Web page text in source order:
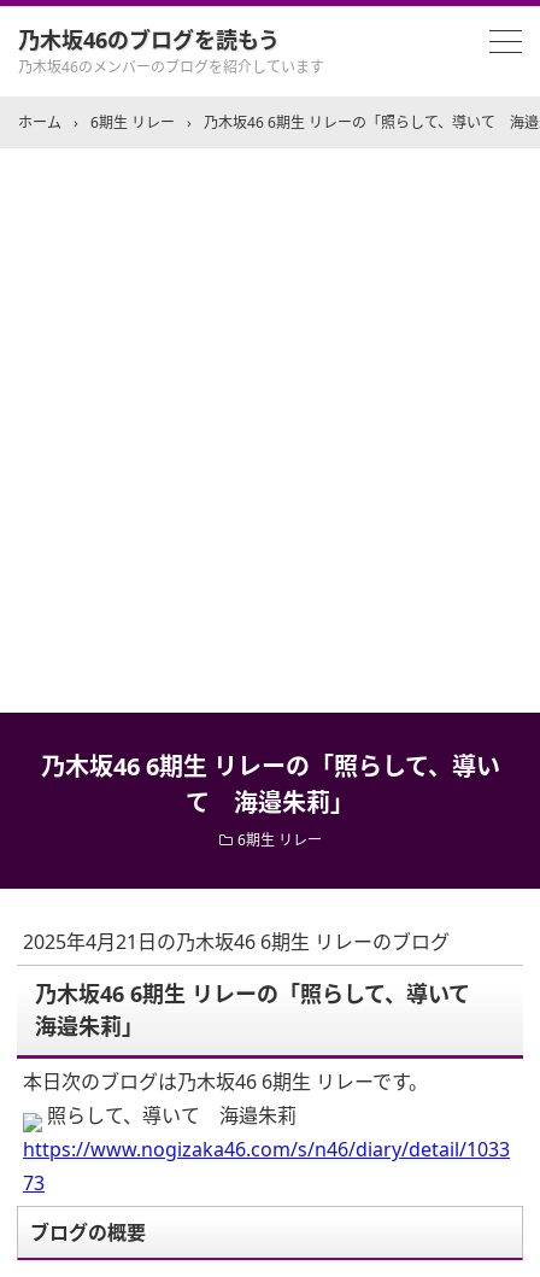
乃木坂46のブログを読もう
乃木坂46のメンバーのブログを紹介しています
ホーム › 6期生 リレー › 乃木坂46 6期生 リレーの「照らして、導いて 海
乃木坂46 6期生 リレーの「照らして、導い
て 海邉朱莉」
6期生 リレー
2025年4月21日の乃木坂46 6期生 リレーのブログ
乃木坂46 6期生 リレーの「照らして、導いて
海邉朱莉」
本日次のブログは乃木坂46 6期生 リレーです。
照らして、導いて 海邉朱莉
https://www.nogizaka46.com/s/n46/diary/detail/1033
73
ブログの概要